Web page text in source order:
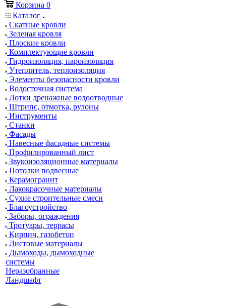
Корзина 0
Каталог
Скатные кровли
Зеленая кровля
Плоские кровли
Комплектующие кровли
Гидроизоляция, пароизоляция
Утеплитель, теплоизоляция
Элементы безопасности кровли
Водосточная система
Лотки дренажные водоотводные
Штрипс, отмотка, рулоны
Инструменты
Станки
Фасады
Навесные фасадные системы
Профилированный лист
Звукоизоляционные материалы
Потолки подвесные
Керамогранит
Лакокрасочные материалы
Сухие строительные смеси
Благоустройство
Заборы, ограждения
Тротуары, террасы
Кирпич, газобетон
Листовые материалы
Дымоходы, дымоходные
системы
Неразобранные
Ландшафт